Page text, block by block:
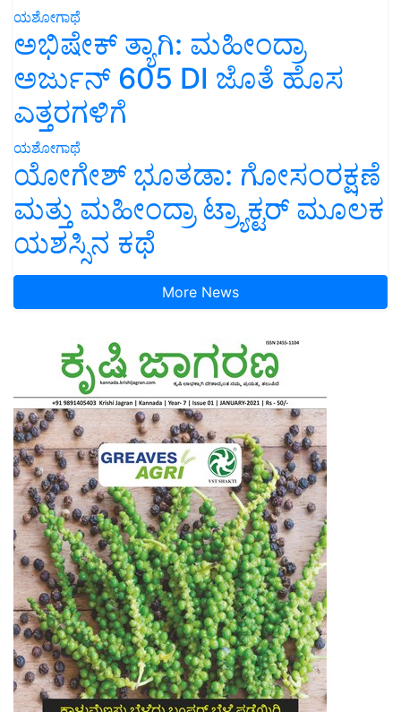
ಯಶೋಗಾಥೆ
ಅಭಿಷೇಕ್ ತ್ಯಾಗಿ: ಮಹೀಂದ್ರಾ
ಅರ್ಜುನ್ 605 DI ಜೊತೆ ಹೊಸ
ಎತ್ತರಗಳಿಗೆ
ಯಶೋಗಾಥೆ
ಯೋಗೇಶ್ ಭೂತಡಾ: ಗೋಸಂರಕ್ಷಣೆ
ಮತ್ತು ಮಹೀಂದ್ರಾ ಟ್ರ್ಯಾಕ್ಟರ್ ಮೂಲಕ
ಯಶಸ್ಸಿನ ಕಥೆ
More News